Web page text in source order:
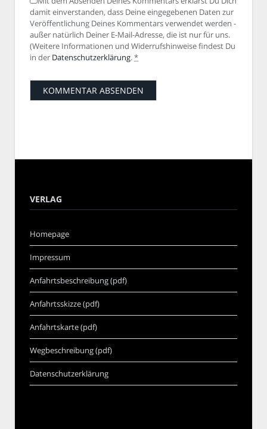
damit einverstanden, dass Deine eingegebenen Daten zur
Veröffentlichung Deines Kommentars verwendet werden -
außer natürlich Deiner E-Mail-Adresse, die ist nur für uns.
(Weitere Informationen und Widerrufshinweise findest Du
in der Datenschutzerklärung.*
VERLAG
Homepage
Impressum
Anfahrtsbeschreibung (pdf)
Anfahrtsskizze (pdf)
Anfahrtskarte (pdf)
Wegbeschreibung (pdf)
Datenschutzerklärung